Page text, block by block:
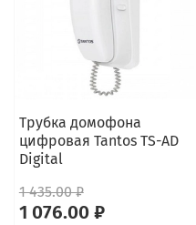
Трубка домофона
цифровая Tantos TS-AD
Digital
1 435.00 ₽
1 076.00 ₽